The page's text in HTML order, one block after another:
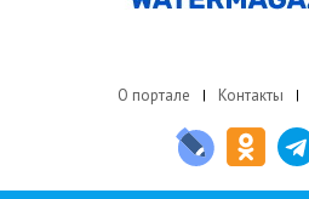
О портале Контакты